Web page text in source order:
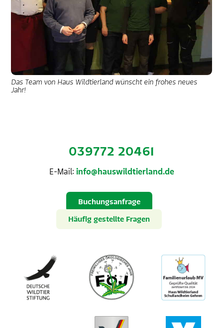
Das Team von Haus Wildtierland wünscht ein frohes neues
Jahr!
039772 20461
E-Mail: info@hauswildtierland.de
Buchungsanfrage
Häufig gestellte Fragen